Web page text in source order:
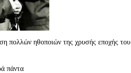
πολλών ηθοποιών της χρυσής εποχής του
πάντα